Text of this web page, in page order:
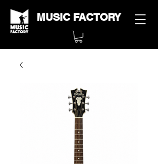
MUSIC FACTORY